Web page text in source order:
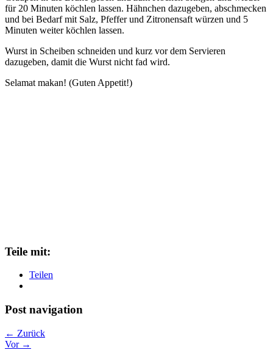
für 20 Minuten köchlen lassen. Hähnchen dazugeben, abschmecken
und bei Bedarf mit Salz, Pfeffer und Zitronensaft würzen und 5
Minuten weiter köchlen lassen.
Wurst in Scheiben schneiden und kurz vor dem Servieren
dazugeben, damit die Wurst nicht fad wird.
Selamat makan! (Guten Appetit!)
Teile mit:
Teilen
Post navigation
← Zurück
Vor →